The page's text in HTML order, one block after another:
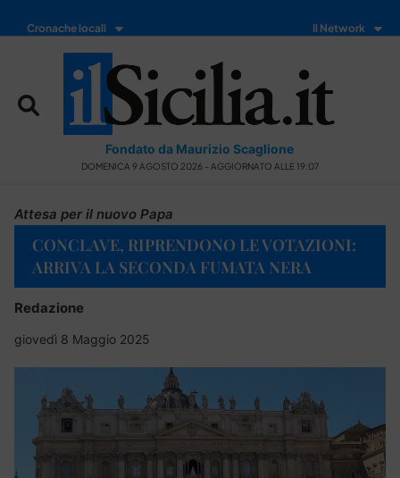
Cronache locali Il Network
Fondato da Maurizio Scaglione
DOMENICA 9 AGOSTO 2026 - AGGIORNATO ALLE 19:07
Attesa per il nuovo Papa
CONCLAVE, RIPRENDONO LE VOTAZIONI:
ARRIVA LA SECONDA FUMATA NERA
Redazione
giovedì 8 Maggio 2025